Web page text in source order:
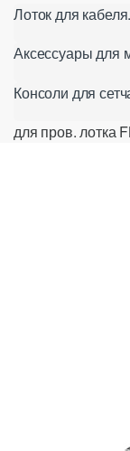
Лоток для
Аксессуары для
Консоли для
для пров. лотка